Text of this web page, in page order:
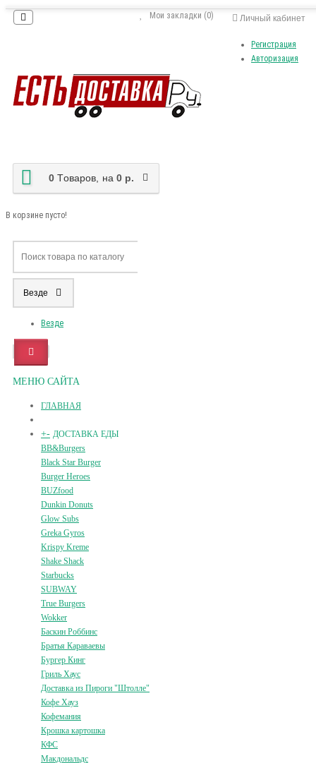
Личный кабинет
Регистрация
Авторизация
Мои закладки (0)
0 Tоваров, на 0 р.
В корзине пусто!
Везде
Везде
МЕНЮ САЙТА
ГЛАВНАЯ
+- ДОСТАВКА ЕДЫ
BB&Burgers
Black Star Burger
Burger Heroes
BUZfood
Dunkin Donuts
Glow Subs
Greka Gyros
Krispy Kreme
Shake Shack
Starbucks
SUBWAY
True Burgers
Wokker
Баскин Роббинс
Братья Караваевы
Бургер Кинг
Гриль Хаус
Доставка из Пироги "Штолле"
Кофе Хауз
Кофемания
Крошка картошка
КФС
Макдональдс